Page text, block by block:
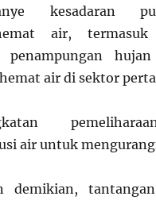
kesadaran
air, termasuk
penampungan
air di sektor
air untuk
demikian,